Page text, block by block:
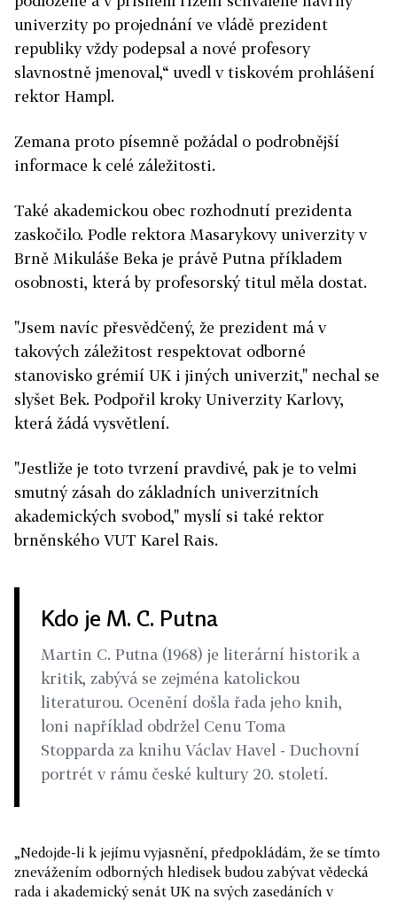
univerzity po projednání ve vládě prezident
republiky vždy podepsal a nové profesory
slavnostně jmenoval,“ uvedl v tiskovém prohlášení
rektor Hampl.
Zemana proto písemně požádal o podrobnější
informace k celé záležitosti.
Také akademickou obec rozhodnutí prezidenta
zaskočilo. Podle rektora Masarykovy univerzity v
Brně Mikuláše Beka je právě Putna příkladem
osobnosti, která by profesorský titul měla dostat.
"Jsem navíc přesvědčený, že prezident má v
takových záležitost respektovat odborné
stanovisko grémií UK i jiných univerzit," nechal se
slyšet Bek. Podpořil kroky Univerzity Karlovy,
která žádá vysvětlení.
"Jestliže je toto tvrzení pravdivé, pak je to velmi
smutný zásah do základních univerzitních
akademických svobod," myslí si také rektor
brněnského VUT Karel Rais.
Kdo je M. C. Putna
Martin C. Putna (1968) je literární historik a
kritik, zabývá se zejména katolickou
literaturou. Ocenění došla řada jeho knih,
loni například obdržel Cenu Toma
Stopparda za knihu Václav Havel - Duchovní
portrét v rámu české kultury 20. století.
„Nedojde-li k jejímu vyjasnění, předpokládám, že se tímto
znevážením odborných hledisek budou zabývat vědecká
rada i akademický senát UK na svých zasedáních v